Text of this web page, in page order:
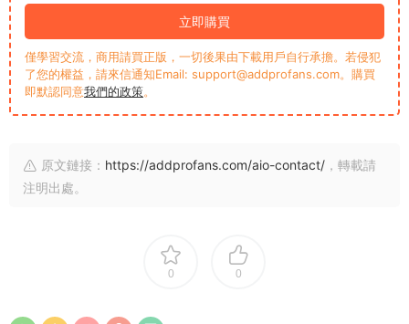
立即購買
僅學習交流，商用請買正版，一切後果由下載用戶自行承擔。若侵犯
了您的權益，請來信通知Email: support@addprofans.com。購買
即默認同意我們的政策。
原文鏈接： https://addprofans.com/aio-contact/ ，轉載請
注明出處。
0 0